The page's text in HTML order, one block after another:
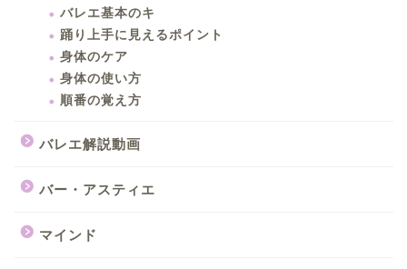
バレエ基本のキ
踊り上手に見えるポイント
身体のケア
身体の使い方
順番の覚え方
バレエ解説動画
バー・アスティエ
マインド